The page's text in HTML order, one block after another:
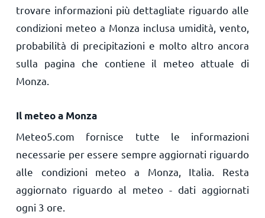
trovare informazioni più dettagliate riguardo alle
condizioni meteo a Monza inclusa umidità, vento,
probabilità di precipitazioni e molto altro ancora
sulla pagina che contiene il meteo attuale di
Monza.
Il meteo a Monza
Meteo5.com fornisce tutte le informazioni
necessarie per essere sempre aggiornati riguardo
alle condizioni meteo a Monza, Italia. Resta
aggiornato riguardo al meteo - dati aggiornati
ogni 3 ore.